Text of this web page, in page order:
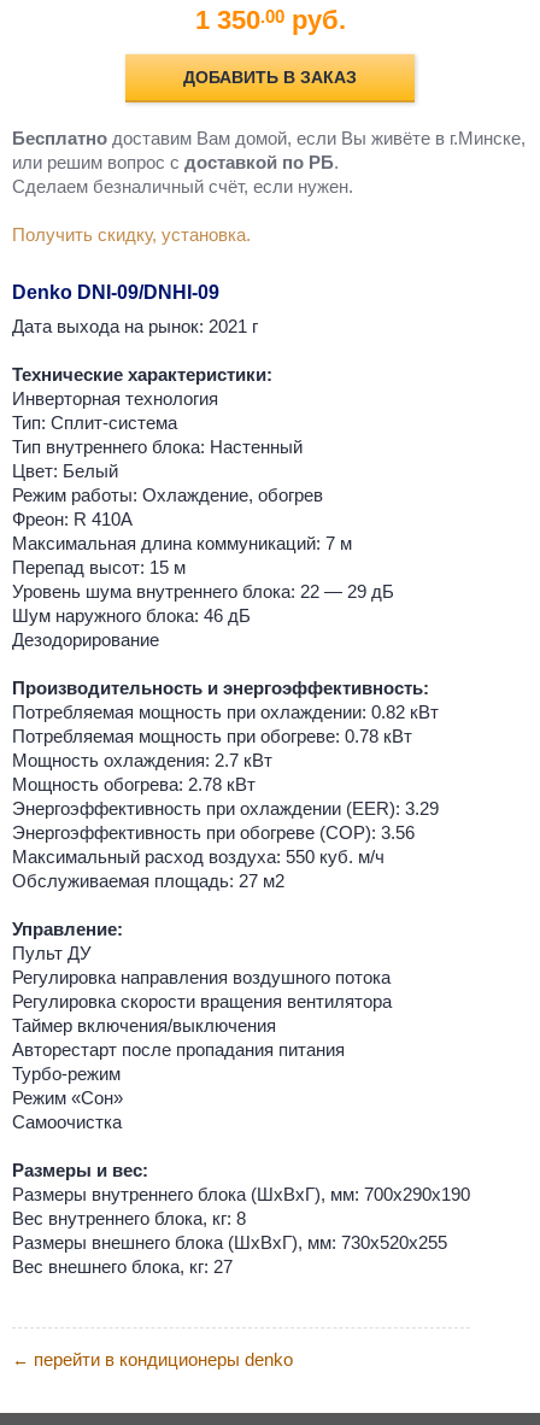
1 350.00 руб.
ДОБАВИТЬ В ЗАКАЗ
Бесплатно доставим Вам домой, если Вы живёте в г.Минске,
или решим вопрос с доставкой по РБ.
Cделаем безналичный счёт, если нужен.
Получить скидку, установка.
Denko DNI-09/DNHI-09
Дата выхода на рынок: 2021 г
Технические характеристики:
Инверторная технология
Тип: Сплит-система
Тип внутреннего блока: Настенный
Цвет: Белый
Режим работы: Охлаждение, обогрев
Фреон: R 410A
Максимальная длина коммуникаций: 7 м
Перепад высот: 15 м
Уровень шума внутреннего блока: 22 — 29 дБ
Шум наружного блока: 46 дБ
Дезодорирование
Производительность и энергоэффективность:
Потребляемая мощность при охлаждении: 0.82 кВт
Потребляемая мощность при обогреве: 0.78 кВт
Мощность охлаждения: 2.7 кВт
Мощность обогрева: 2.78 кВт
Энергоэффективность при охлаждении (EER): 3.29
Энергоэффективность при обогреве (COP): 3.56
Максимальный расход воздуха: 550 куб. м/ч
Обслуживаемая площадь: 27 м2
Управление:
Пульт ДУ
Регулировка направления воздушного потока
Регулировка скорости вращения вентилятора
Таймер включения/выключения
Авторестарт после пропадания питания
Турбо-режим
Режим «Сон»
Самоочистка
Размеры и вес:
Размеры внутреннего блока (ШхВхГ), мм: 700х290х190
Вес внутреннего блока, кг: 8
Размеры внешнего блока (ШхВхГ), мм: 730х520х255
Вес внешнего блока, кг: 27
← перейти в кондиционеры denko